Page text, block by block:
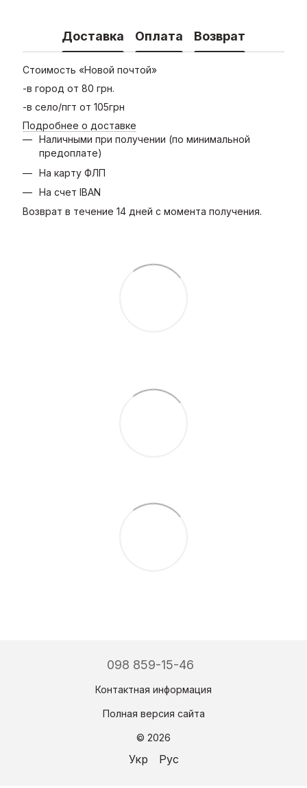
Доставка Оплата Возврат
Стоимость «Новой почтой»
-в город от 80 грн.
-в село/пгт от 105грн
Подробнее о доставке
Наличными при получении (по минимальной
предоплате)
На карту ФЛП
На счет IBAN
Возврат в течение 14 дней с момента получения.
098 859-15-46
Контактная информация
Полная версия сайта
© 2026
Укр Рус